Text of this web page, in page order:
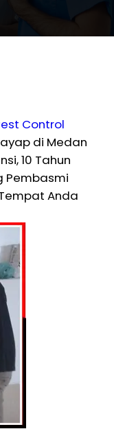
Control
di Medan
10 Tahun
Pembasmi
Anda